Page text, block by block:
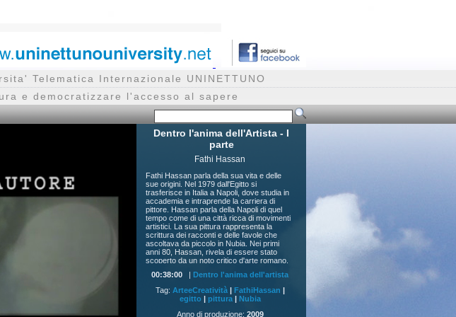
Telematica Internazionale UNINETTUNO
e democratizzare l'accesso al sapere
Dentro l'anima dell'Artista - I
parte
Fathi Hassan
Fathi Hassan parla della sua vita e delle
sue origini. Nel 1979 dall'Egitto si
trasferisce in Italia a Napoli, dove studia in
accademia e intraprende la carriera di
pittore. Hassan parla della Napoli di quel
tempo come di una città ricca di movimenti
artistici. La sua pittura rappresenta la
scrittura dei racconti e delle favole che
ascoltava da piccolo in Nubia. Nei primi
anni 80, Hassan, rivela di essere stato
scoperto da un noto critico d'arte romano.
suoi lavori più importanti.
00:38:00 | Dentro l'anima dell'artista
Tag: ArteeCreatività| FathiHassan |
egitto | pittura| Nubia
Anno di produzione: 2009